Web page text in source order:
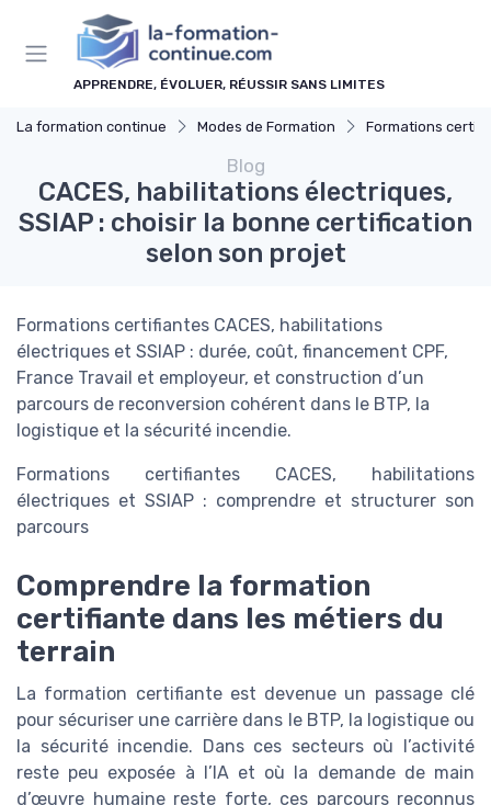
APPRENDRE, ÉVOLUER, RÉUSSIR SANS LIMITES
La formation continue Modes de Formation Formations
Blog
CACES, habilitations électriques,
SSIAP : choisir la bonne certification
selon son projet
Formations certifiantes CACES, habilitations
électriques et SSIAP : durée, coût, financement CPF,
France Travail et employeur, et construction d’un
parcours de reconversion cohérent dans le BTP, la
logistique et la sécurité incendie.
Formations certifiantes CACES, habilitations
électriques et SSIAP : comprendre et structurer son
parcours
Comprendre la formation
certifiante dans les métiers du
terrain
La formation certifiante est devenue un passage clé
pour sécuriser une carrière dans le BTP, la logistique ou
la sécurité incendie. Dans ces secteurs où l’activité
reste peu exposée à l’IA et où la demande de main
d’œuvre humaine reste forte, ces parcours reconnus
Panneau de gestion des cookies